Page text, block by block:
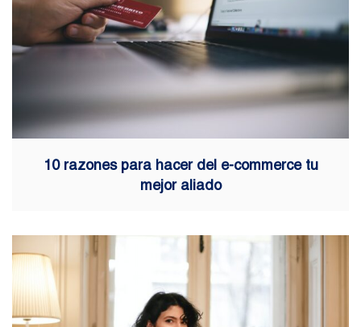
10 razones para hacer del e-commerce tu
mejor aliado